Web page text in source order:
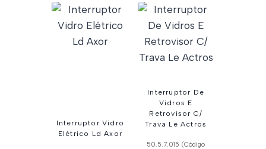
Interruptor Vidro
Elétrico Ld Axor
Interruptor De
Vidros E
Retrovisor C/
Trava Le Actros
50.5.7.015 (Código